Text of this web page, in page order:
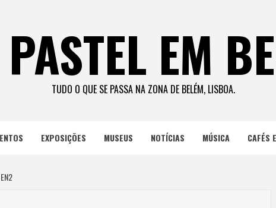
EM
TUDO O QUE SE PASSA NA ZONA DE BELÉM, LISBOA.
EXPOSIÇÕES MUSEUS NOTÍCIAS MÚSICA CAFÉS